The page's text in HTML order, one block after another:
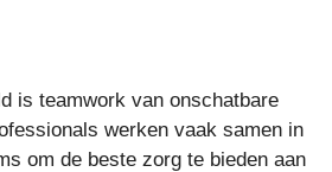
is teamwork van onschatbare
werken vaak samen in
om de beste zorg te bieden aan